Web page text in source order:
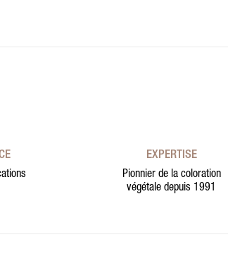
EXPERTISE
Pionnier de la coloration
végétale depuis 1991